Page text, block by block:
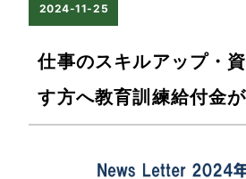
2024-11-25
仕事のスキルアップ・
す方へ教育訓練給付金が